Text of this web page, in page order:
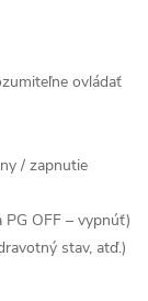
ovládať
/ zapnutie
PG OFF – vypnúť)
stav, atď.)